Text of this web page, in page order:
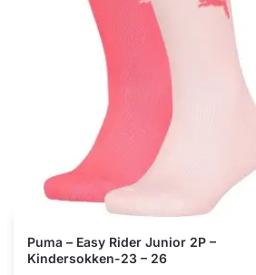
Puma – Easy Rider Junior 2P –
Kindersokken-23 – 26